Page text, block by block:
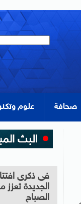
صحافة علوم
فى ذكرى
الجديدة تعزز
الصباح